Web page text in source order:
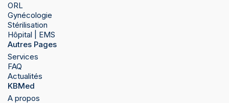
ORL
Gynécologie
Stérilisation
Hôpital | EMS
Autres Pages
Services
FAQ
Actualités
KBMed
A propos